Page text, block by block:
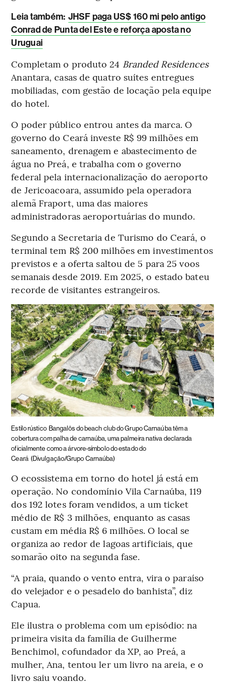
Leia também: JHSF paga US$ 160 mi pelo antigo
Conrad de Punta del Este e reforça aposta no
Uruguai
Completam o produto 24 Branded Residences
Anantara, casas de quatro suítes entregues
mobiliadas, com gestão de locação pela equipe
do hotel.
O poder público entrou antes da marca. O
governo do Ceará investe R$ 99 milhões em
saneamento, drenagem e abastecimento de
água no Preá, e trabalha com o governo
federal pela internacionalização do aeroporto
de Jericoacoara, assumido pela operadora
alemã Fraport, uma das maiores
administradoras aeroportuárias do mundo.
Segundo a Secretaria de Turismo do Ceará, o
terminal tem R$ 200 milhões em investimentos
previstos e a oferta saltou de 5 para 25 voos
semanais desde 2019. Em 2025, o estado bateu
recorde de visitantes estrangeiros.
Estilo rústico Bangalôs do beach club do Grupo Carnaúba têm a
cobertura com palha de carnaúba, uma palmeira nativa declarada
oficialmente como a árvore-símbolo do estado do
Ceará (Divulgação/Grupo Carnaúba)
O ecossistema em torno do hotel já está em
operação. No condomínio Vila Carnaúba, 119
dos 192 lotes foram vendidos, a um ticket
médio de R$ 3 milhões, enquanto as casas
custam em média R$ 6 milhões. O local se
organiza ao redor de lagoas artificiais, que
somarão oito na segunda fase.
“A praia, quando o vento entra, vira o paraíso
do velejador e o pesadelo do banhista”, diz
Capua.
Ele ilustra o problema com um episódio: na
primeira visita da família de Guilherme
Benchimol, cofundador da XP, ao Preá, a
mulher, Ana, tentou ler um livro na areia, e o
livro saiu voando.